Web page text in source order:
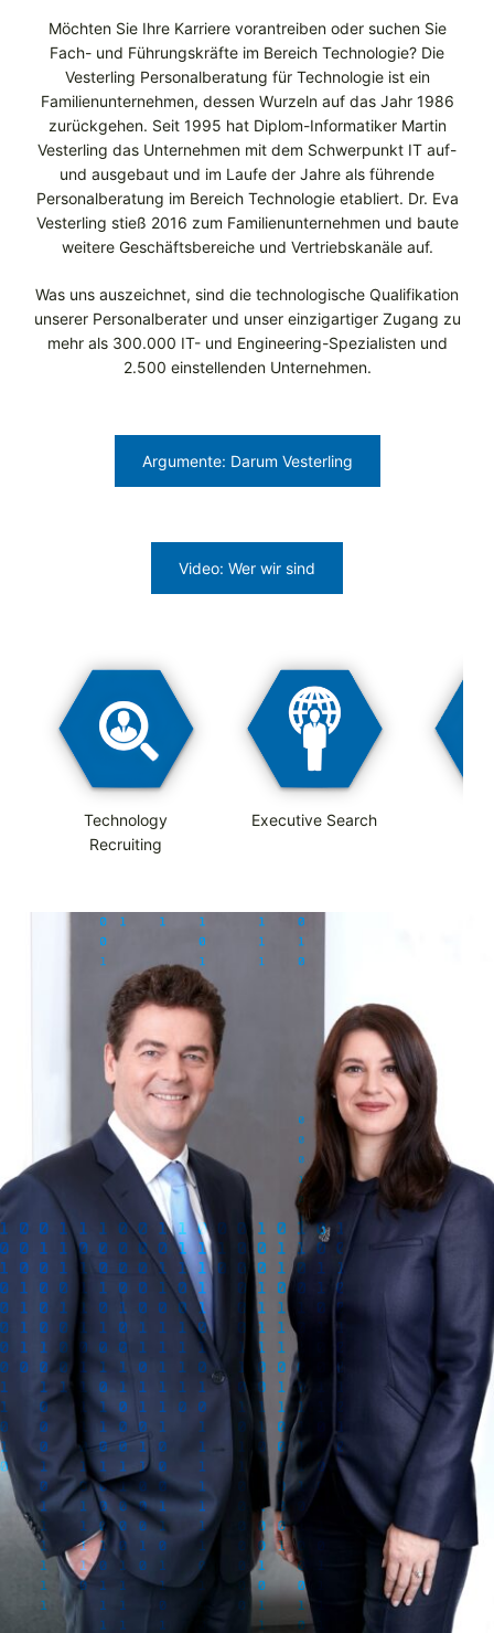
Möchten Sie Ihre Karriere vorantreiben oder suchen Sie
Fach- und Führungskräfte im Bereich Technologie? Die
Vesterling Personalberatung für Technologie ist ein
Familienunternehmen, dessen Wurzeln auf das Jahr 1986
zurückgehen. Seit 1995 hat Diplom-Informatiker Martin
Vesterling das Unternehmen mit dem Schwerpunkt IT auf-
und ausgebaut und im Laufe der Jahre als führende
Personalberatung im Bereich Technologie etabliert. Dr. Eva
Vesterling stieß 2016 zum Familienunternehmen und baute
weitere Geschäftsbereiche und Vertriebskanäle auf.
Was uns auszeichnet, sind die technologische Qualifikation
unserer Personalberater und unser einzigartiger Zugang zu
mehr als 300.000 IT- und Engineering-Spezialisten und
2.500 einstellenden Unternehmen.
Argumente: Darum Vesterling
Video: Wer wir sind
Technology
Recruiting
Executive Search